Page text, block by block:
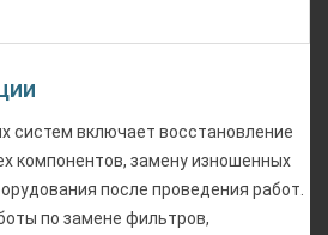
систем включает восстановление
компонентов, замену изношенных
после проведения работ.
по замене фильтров,